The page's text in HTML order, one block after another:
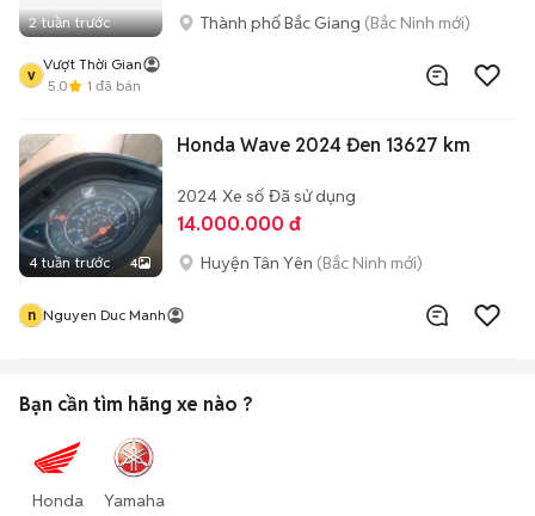
2 tuần trước Thành phố Bắc Giang (Bắc Ninh mới)
v
Vượt Thời Gian
5.0
1 đã bán
4 tuần trước 4
Honda Wave 2024 Đen 13627 km
2024 Xe số Đã sử dụng
14.000.000 đ
Huyện Tân Yên (Bắc Ninh mới)
n Nguyen Duc Manh
Bạn cần tìm hãng xe nào ?
Honda Yamaha